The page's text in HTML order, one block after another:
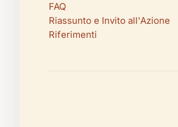
FAQ
Riassunto e Invito all'Azione
Riferimenti